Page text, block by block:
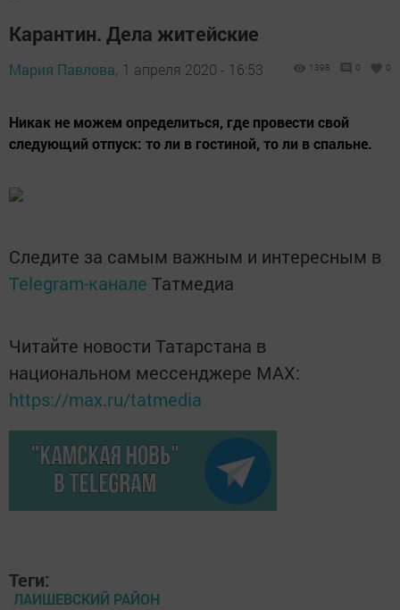
Карантин. Дела житейские
Мария Павлова, 1 апреля 2020 - 16:53 1398 0 0
Никак не можем определиться, где провести свой
следующий отпуск: то ли в гостиной, то ли в спальне.
Следите за самым важным и интересным в
Telegram-канале Татмедиа
Читайте новости Татарстана в
национальном мессенджере MАХ:
https://max.ru/tatmedia
Теги:
ЛАИШЕВСКИЙ РАЙОН